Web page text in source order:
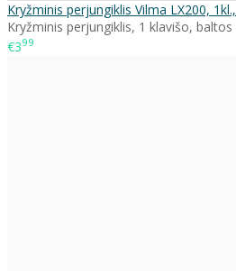
Kryžminis perjungiklis Vilma LX200,
Kryžminis perjungiklis, 1 klavišo,
€399